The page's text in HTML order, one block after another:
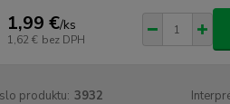
1,99 €/ks
1,62 € bez DPH
produktu: 3932